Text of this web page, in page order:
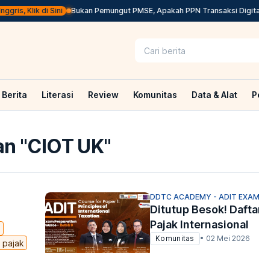
Klik di Sini Bukan Pemungut PMSE, Apakah PPN Transaksi Digital
Berita Literasi Review Komunitas Data & Alat
"CIOT UK"
DDTC ACADEMY - ADIT
Ditutup Besok!
Pajak Internasional
Komunitas • 02 Mei 2026